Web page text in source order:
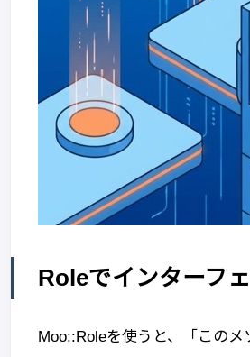
Roleでインターフ
Moo::Roleを使うと、「このメ